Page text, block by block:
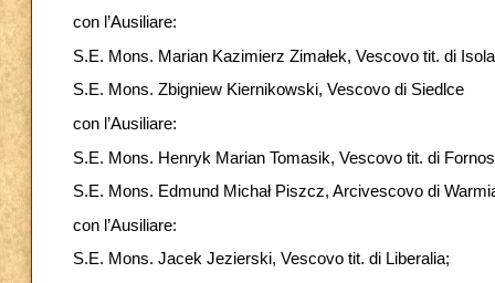
con l’Ausiliare:
S.E. Mons. Marian Kazimierz Zimałek, Vescovo tit. di
S.E. Mons. Zbigniew Kiernikowski, Vescovo di Siedlce
con l’Ausiliare:
S.E. Mons. Henryk Marian Tomasik, Vescovo tit. di
S.E. Mons. Edmund Michał Piszcz, Arcivescovo di
con l’Ausiliare:
S.E. Mons. Jacek Jezierski, Vescovo tit. di Liberalia;